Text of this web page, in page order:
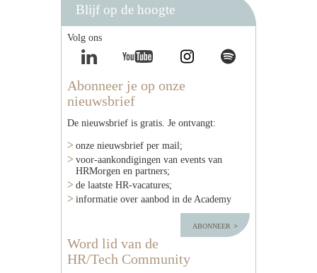
Blijf op de hoogte
Volg ons
Abonneer je op onze
nieuwsbrief
De nieuwsbrief is gratis. Je ontvangt:
onze nieuwsbrief per mail;
voor-aankondigingen van events van
HRMorgen en partners;
de laatste HR-vacatures;
informatie over aanbod in de Academy
abonneer
Word lid van de
HR/Tech Community